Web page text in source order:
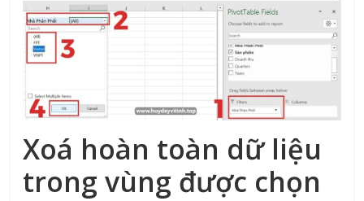
Xoá hoàn toàn dữ liệu
trong vùng được chọn